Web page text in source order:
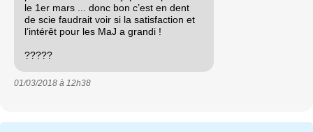
le 1er mars ... donc bon c’est en dent
de scie faudrait voir si la satisfaction et
l’intérêt pour les MaJ a grandi !
?????
01/03/2018 à 12h38